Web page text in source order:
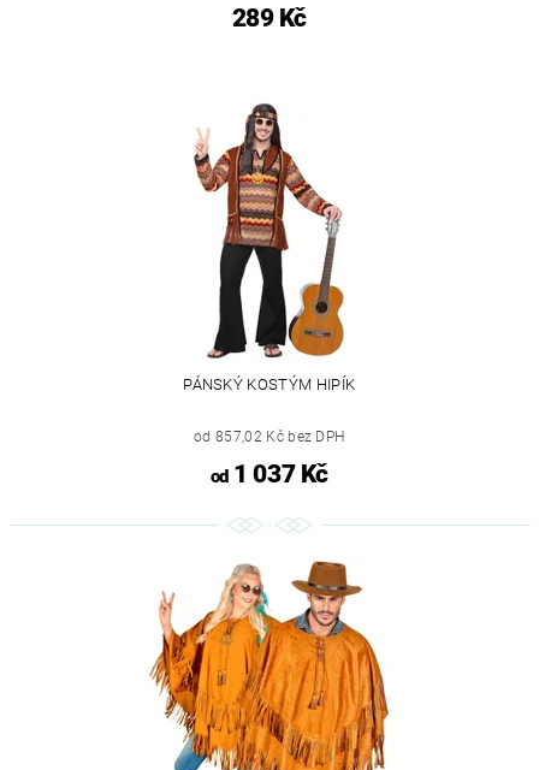
289 Kč
PÁNSKÝ KOSTÝM HIPÍK
od 857,02 Kč bez DPH
od1 037 Kč